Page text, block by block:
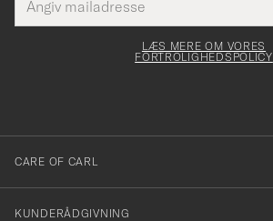
mailadresse
skal
Tack
för
dig
till
vårt
nyhetsbrev!
LÆS MERE OM VORES
FORTROLIGHEDSPOLICY
CARE OF CARL
KUNDERÅDGIVNING